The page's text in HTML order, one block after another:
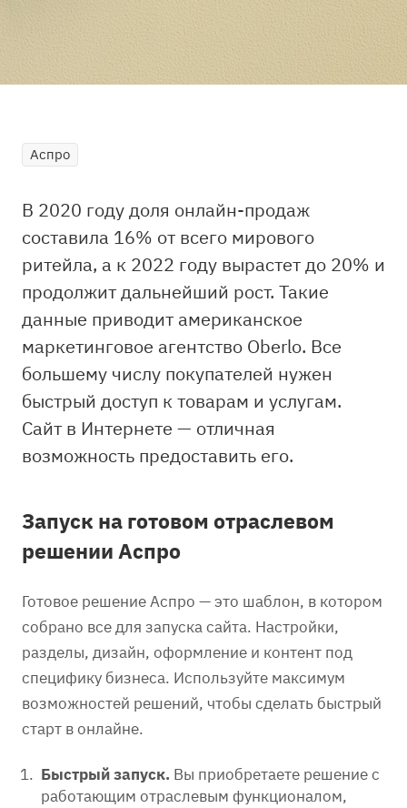
Аспро
В 2020 году доля онлайн-продаж
составила 16% от всего мирового
ритейла, а к 2022 году вырастет до 20% и
продолжит дальнейший рост. Такие
данные приводит американское
маркетинговое агентство Oberlo. Все
большему числу покупателей нужен
быстрый доступ к товарам и услугам.
Сайт в Интернете — отличная
возможность предоставить его.
Запуск на готовом отраслевом
решении Аспро
Готовое решение Аспро — это шаблон, в котором
собрано все для запуска сайта. Настройки,
разделы, дизайн, оформление и контент под
специфику бизнеса. Используйте максимум
возможностей решений, чтобы сделать быстрый
старт в онлайне.
Быстрый запуск. Вы приобретаете решение с
работающим отраслевым функционалом,